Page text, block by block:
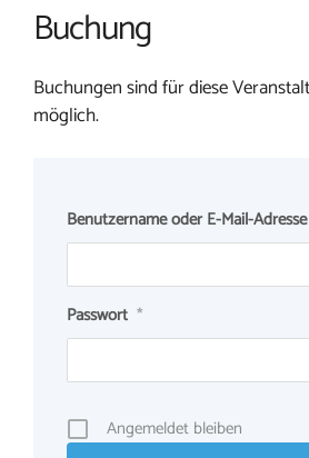
Buchung
Buchungen sind für diese
möglich.
Benutzername oder E-Mail-Adresse
Passwort *
Angemeldet bleiben